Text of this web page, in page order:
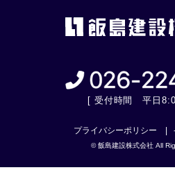
[ 受付時間 平日
プライバシーポリシー
© 飯島建設株式会社 All